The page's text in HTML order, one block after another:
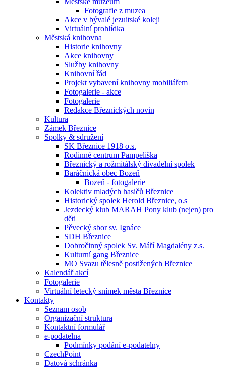
Fotografie z muzea
Akce v bývalé jezuitské koleji
Virtuální prohlídka
Městská knihovna
Historie knihovny
Akce knihovny
Služby knihovny
Knihovní řád
Projekt vybavení knihovny mobiliářem
Fotogalerie - akce
Fotogalerie
Redakce Březnických novin
Kultura
Zámek Březnice
Spolky & sdružení
SK Březnice 1918 o.s.
Rodinné centrum Pampeliška
Březnický a rožmitálský divadelní spolek
Baráčnická obec Bozeň
Bozeň - fotogalerie
Kolektiv mladých hasičů Březnice
Historický spolek Herold Březnice, o.s
Jezdecký klub MARAH Pony klub (nejen) pro
děti
Pěvecký sbor sv. Ignáce
SDH Březnice
Dobročinný spolek Sv. Máří Magdalény z.s.
Kulturní gang Březnice
MO Svazu tělesně postižených Březnice
Kalendář akcí
Fotogalerie
Virtuální letecký snímek města Březnice
Kontakty
Seznam osob
Organizační struktura
Kontaktní formulář
e-podatelna
Podmínky podání e-podatelny
CzechPoint
Datová schránka